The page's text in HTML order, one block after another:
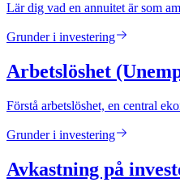
Lär dig vad en annuitet är som
Grunder i investering
Arbetslöshet
Förstå arbetslöshet, en central
Grunder i investering
Avkastning på